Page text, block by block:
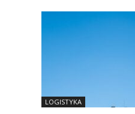
LOGISTYKA